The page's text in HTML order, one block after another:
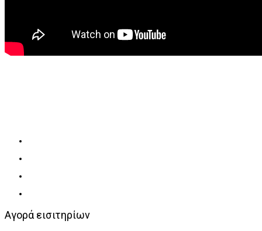
Αγορά εισιτηρίων